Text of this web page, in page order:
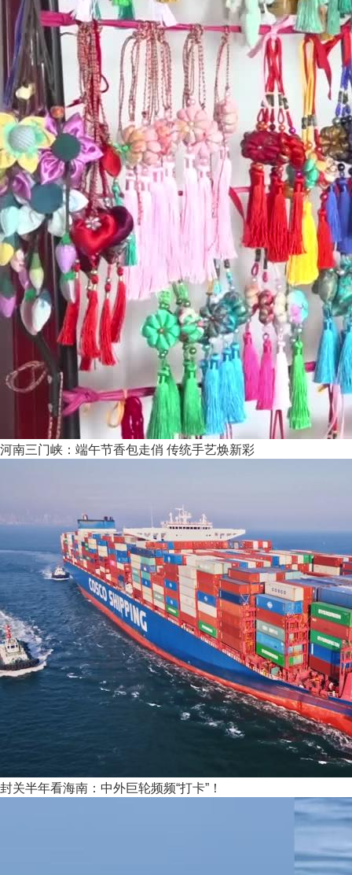
河南三门峡：端午节香包走俏 传统手艺焕新彩
封关半年看海南：中外巨轮频频“打卡”！